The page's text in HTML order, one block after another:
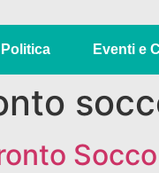
Politica Eventi e